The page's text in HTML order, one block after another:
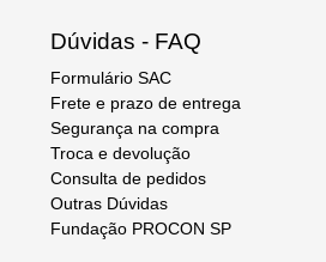
Dúvidas - FAQ
Formulário SAC
Frete e prazo de entrega
Segurança na compra
Troca e devolução
Consulta de pedidos
Outras Dúvidas
Fundação PROCON SP